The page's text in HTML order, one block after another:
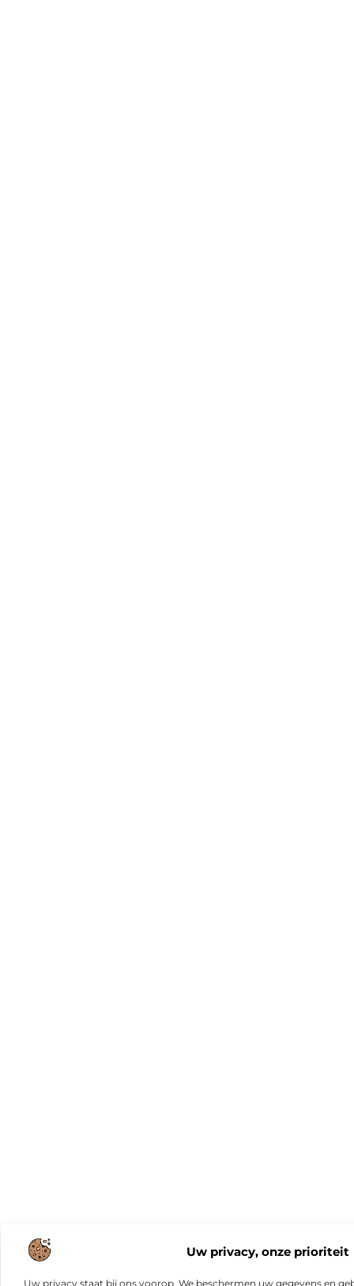
Uw privacy, onze prioriteit
Uw privacy staat bij ons voorop. We beschermen uw gegevens en